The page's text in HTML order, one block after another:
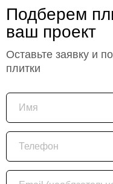
Подберем
ваш проект
Оставьте заявку и
плитки
Имя
Телефон
Email (необязательно)